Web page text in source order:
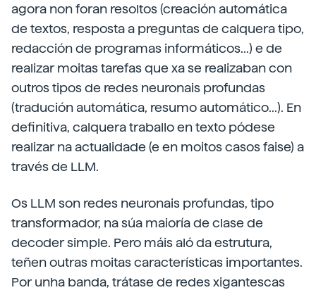
agora non foran resoltos (creación automática
de textos, resposta a preguntas de calquera tipo,
redacción de programas informáticos...) e de
realizar moitas tarefas que xa se realizaban con
outros tipos de redes neuronais profundas
(tradución automática, resumo automático...). En
definitiva, calquera traballo en texto pódese
realizar na actualidade (e en moitos casos faise) a
través de LLM.
Os LLM son redes neuronais profundas, tipo
transformador, na súa maioría de clase de
decoder simple. Pero máis aló da estrutura,
teñen outras moitas características importantes.
Por unha banda, trátase de redes xigantescas